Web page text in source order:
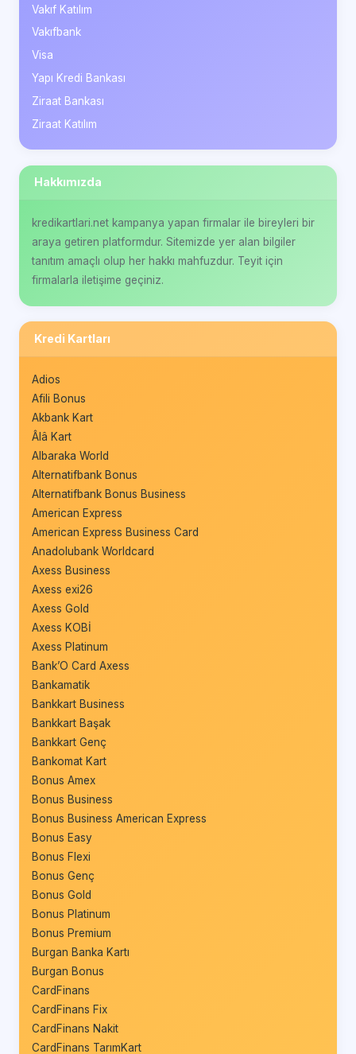
Vakıf Katılım
Vakıfbank
Visa
Yapı Kredi Bankası
Ziraat Bankası
Ziraat Katılım
Hakkımızda
kredikartlari.net kampanya yapan firmalar ile bireyleri bir
araya getiren platformdur. Sitemizde yer alan bilgiler
tanıtım amaçlı olup her hakkı mahfuzdur. Teyit için
firmalarla iletişime geçiniz.
Kredi Kartları
Adios
Afili Bonus
Akbank Kart
Âlâ Kart
Albaraka World
Alternatifbank Bonus
Alternatifbank Bonus Business
American Express
American Express Business Card
Anadolubank Worldcard
Axess Business
Axess exi26
Axess Gold
Axess KOBİ
Axess Platinum
Bank’O Card Axess
Bankamatik
Bankkart Business
Bankkart Başak
Bankkart Genç
Bankomat Kart
Bonus Amex
Bonus Business
Bonus Business American Express
Bonus Easy
Bonus Flexi
Bonus Genç
Bonus Gold
Bonus Platinum
Bonus Premium
Burgan Banka Kartı
Burgan Bonus
CardFinans
CardFinans Fix
CardFinans Nakit
CardFinans TarımKart